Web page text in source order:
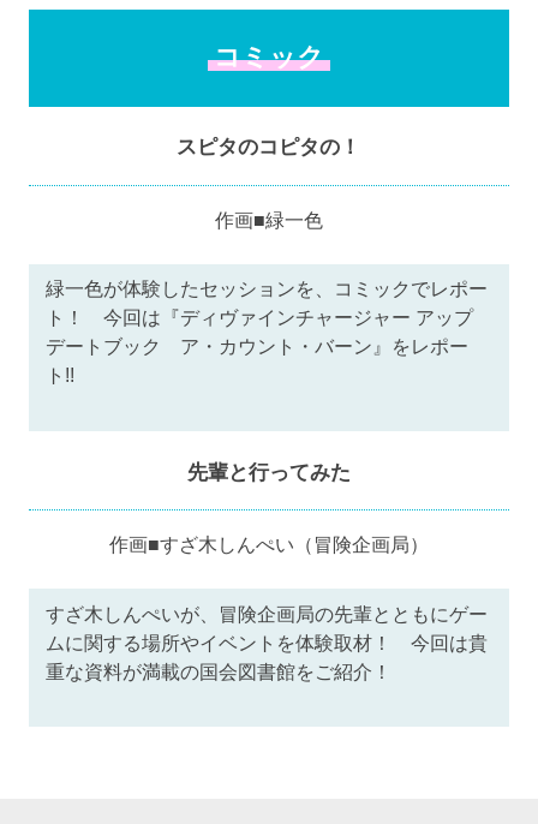
コミック
スピタのコピタの！
作画■緑一色
緑一色が体験したセッションを、コミックでレポー
ト！ 今回は『ディヴァインチャージャー アップ
デートブック ア・カウント・バーン』をレポー
ト!!
先輩と行ってみた
作画■すざ木しんぺい（冒険企画局）
すざ木しんぺいが、冒険企画局の先輩とともにゲー
ムに関する場所やイベントを体験取材！ 今回は貴
重な資料が満載の国会図書館をご紹介！